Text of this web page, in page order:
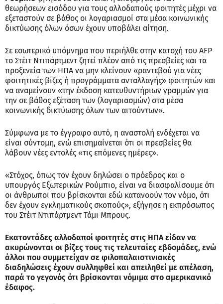
θεωρήσεων εισόδου για τους αλλοδαπούς φοιτητές μέχρι να
εξεταστούν σε βάθος οι λογαριασμοί στα μέσα κοινωνικής
δικτύωσης όλων όσων έχουν υποβάλει αίτηση.
Σε εσωτερικό υπόμνημα που περιήλθε στην κατοχή του AFP
το Στέιτ Ντιπάρτμεντ ζητεί πλέον από τις πρεσβείες και τα
προξενεία των ΗΠΑ να μην κλείνουν «ραντεβού για νέες
φοιτητικές βίζες ή προγράμματα ανταλλαγής» φοιτητών και
να αναμείνουν «την έκδοση κατευθυντήριων γραμμών για
την σε βάθος εξέταση των (λογαριασμών) στα μέσα
κοινωνικής δικτύωσης όλων των αιτούντων».
Σύμφωνα με το έγγραφο αυτό, η αναστολή ενδέχεται να
είναι σύντομη, ενώ επισημαίνεται ότι οι πρεσβείες θα
λάβουν νέες εντολές «τις επόμενες ημέρες».
«Στόχος, όπως τον έχουν δηλώσει ο πρόεδρος και ο
υπουργός Εξωτερικών Ρούμπιο, είναι να διασφαλίσουμε ότι
οι άνθρωποι που βρίσκονται εδώ κατανοούν τον νόμο, ότι
δεν έχουν εγκληματικούς σκοπούς», εξήγησε η εκπρόσωπος
του Στέιτ Ντιπάρτμεντ Τάμι Μπρους.
Εκατοντάδες αλλοδαποί φοιτητές στις ΗΠΑ είδαν να
ακυρώνονται οι βίζες τους τις τελευταίες εβδομάδες, ενώ
άλλοι που συμμετείχαν σε φιλοπαλαιστινιακές
διαδηλώσεις έχουν συλληφθεί και απειληθεί με απέλαση,
παρά το γεγονός ότι βρίσκονται νόμιμα στο αμερικανικό
έδαφος.